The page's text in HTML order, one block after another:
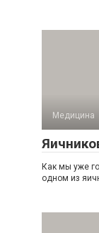
Медицина
Как мы уже
одном из